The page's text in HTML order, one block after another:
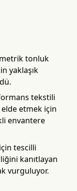
tonluk
yaklaşık
tekstili
etmek için
envantere
tescilli
kanıtlayan
vurguluyor.